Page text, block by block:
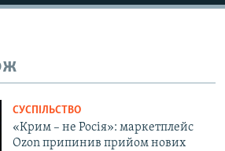
СУСПІЛЬСТВО
«Крим – не Росія»: маркетплейс
Ozon припинив прийом нових